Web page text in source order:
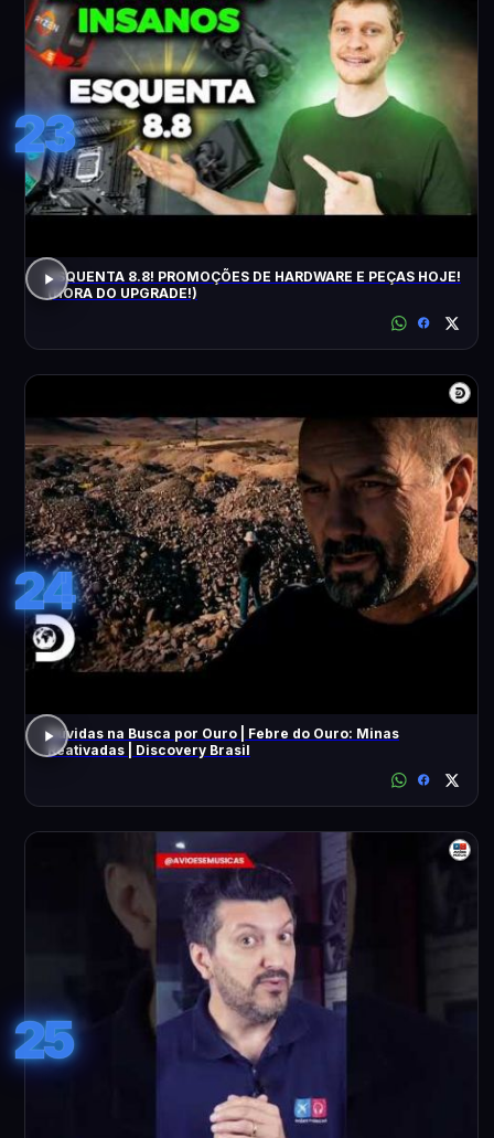
23
ESQUENTA 8.8! PROMOÇÕES DE HARDWARE E PEÇAS HOJE!
(HORA DO UPGRADE!)
24
Dúvidas na Busca por Ouro | Febre do Ouro: Minas
Reativadas | Discovery Brasil
25